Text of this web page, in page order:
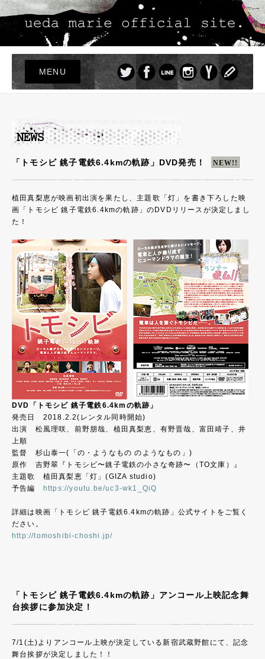
MENU
LIVE
NEWS
PROFILE
DISCOGRAPHY
PHOTO
GOODS
「トモシビ 銚子電鉄6.4kmの軌跡」DVD発売！ NEW!!
植田真梨恵が映画初出演を果たし、主題歌「灯」を書き下ろした映
画「トモシビ 銚子電鉄6.4kmの軌跡」のDVDリリースが決定しまし
た！
DVD「トモシビ 銚子電鉄6.4kmの軌跡」
発売日 2018.2.2(レンタル同時開始)
出演 松風理咲、前野朋哉、植田真梨恵、有野晋哉、富田靖子、井
上順
監督 杉山泰一(「の・ようなもの のようなもの」)
原作 吉野翠『トモシビ〜銚子電鉄の小さな奇跡〜（TO文庫）』
主題歌 植田真梨恵「灯」(GIZA studio)
予告編
https://youtu.be/uc3-wk1_QiQ
詳細は映画「トモシビ 銚子電鉄6.4kmの軌跡」公式サイトをご覧く
ださい。
http://tomoshibi-choshi.jp/
「トモシビ 銚子電鉄6.4kmの軌跡」アンコール上映記念舞
台挨拶に参加決定！
7/1(土)よりアンコール上映が決定している新宿武蔵野館にて、記念
舞台挨拶が決定しました！！